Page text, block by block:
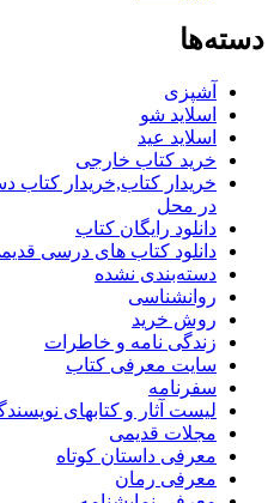
دسته‌ها
آشپزی
اسلاید شو
اسلاید عید
خرید کتاب خارجی
خریدار کتاب,خریدار
در محل
دانلود رایگان کتاب
دانلود کتاب های درسی
دسته‌بندی نشده
روانشناسی
روش خرید
زندگی نامه و خاطرات
سایت معرفی کتاب
سفرنامه
لیست آثار و کتابهای
مجلات قدیمی
معرفی داستان کوتاه
معرفی رمان